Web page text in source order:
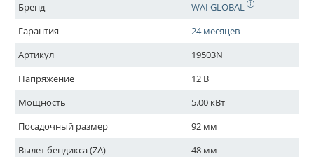
Бренд
WAI GLOBAL
Гарантия
24 месяцев
Артикул
19503N
Напряжение
12 В
Мощность
5.00 кВт
Посадочный размер
92 мм
Вылет бендикса (ZA)
48 мм